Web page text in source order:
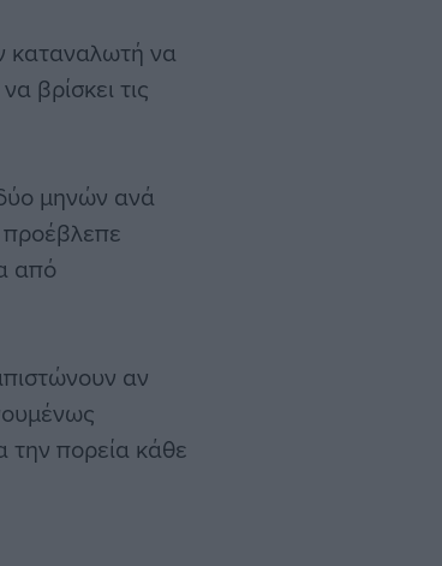
καταναλωτή να
βρίσκει τις
μηνών ανά
προέβλεπε
από
αν
την πορεία κάθε